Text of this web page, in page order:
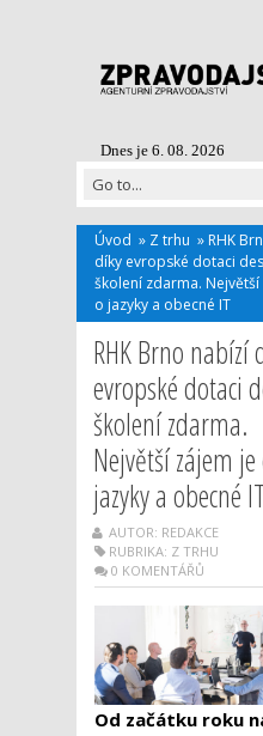
Dnes je 6. 08. 2026
Úvod » Z trhu » RHK
díky evropské dotaci
školení zdarma. Největší
o jazyky a obecné IT
RHK Brno nabízí
evropské dotaci
školení zdarma.
Největší zájem je
jazyky a obecné IT
AUTOR: REDAKCE
RUBRIKA: Z TRHU
0 KOMENTÁŘŮ
Od začátku roku